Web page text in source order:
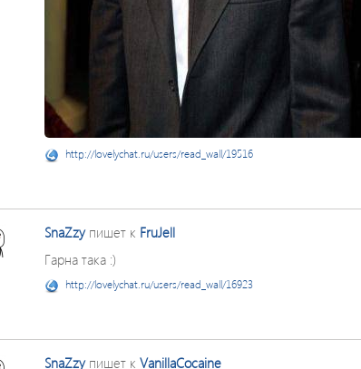
http://lovelychat.ru/users/read_wall/19516
SnaZzyпишет к FruJell
Гарна така :)
http://lovelychat.ru/users/read_wall/16923
SnaZzyпишет к VanillaCocaine